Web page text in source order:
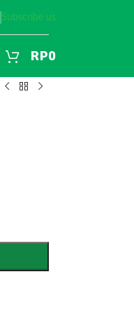
Subscribe us
RP0